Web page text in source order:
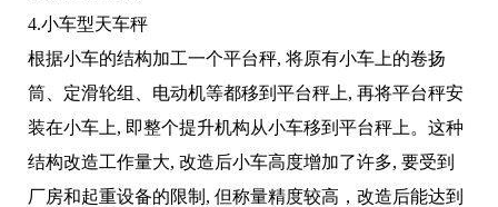
4.小车型天车秤
根据小车的结构加工一个平台秤, 将原有小车上的卷扬
筒、定滑轮组、电动机等都移到平台秤上, 再将平台秤安
装在小车上, 即整个提升机构从小车移到平台秤上。这种
结构改造工作量大, 改造后小车高度增加了许多, 要受到
厂房和起重设备的限制, 但称量精度较高，改造后能达到